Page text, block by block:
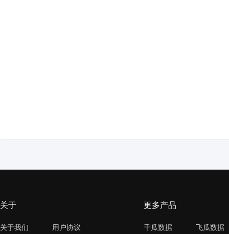
关于
关于我们
用户协议
更多产品
千瓜数据
飞瓜数据